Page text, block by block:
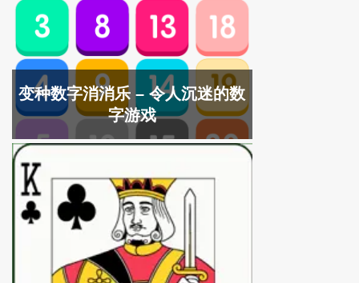
变种数字消消乐 – 令人沉迷的数
字游戏